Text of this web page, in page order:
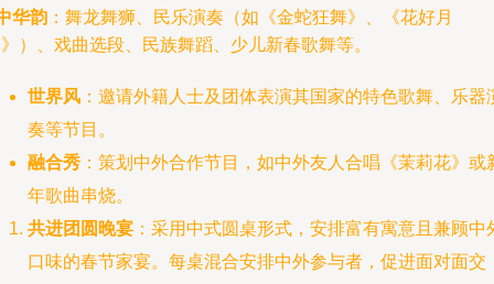
华韵 ：舞龙舞狮、民乐演奏（如《金蛇狂舞》、《花好月
）、戏曲选段、民族舞蹈、少儿新春歌舞等。
世界风 ：邀请外籍人士及团体表演其国家的特色歌舞、乐器
奏等节目。
融合秀 ：策划中外合作节目，如中外友人合唱《茉莉花》或
年歌曲串烧。
共进团圆晚宴 ：采用中式圆桌形式，安排富有寓意且兼顾中
口味的春节家宴。每桌混合安排中外参与者，促进面对面交